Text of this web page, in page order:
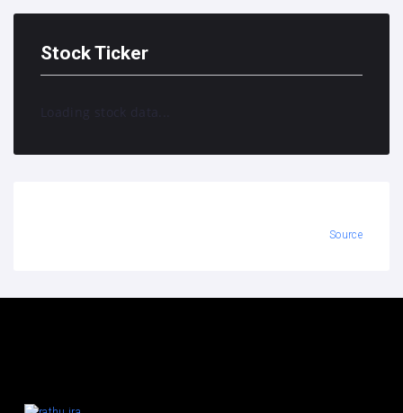
Stock Ticker
Loading stock data...
Source